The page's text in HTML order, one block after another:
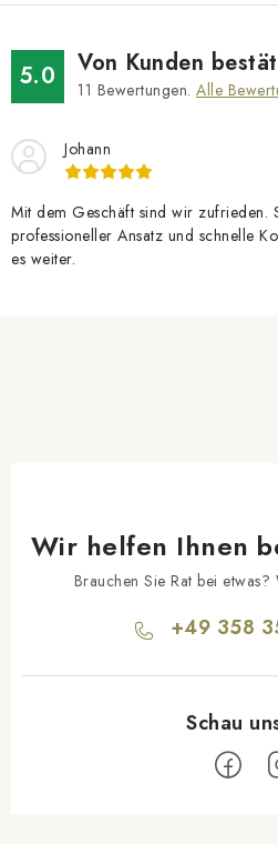
5.0 Von Kunden
11 Bewertungen. Alle
Johann
Mit dem Geschäft sind wir zufrieden.
professioneller Ansatz und schnelle
es weiter.
Wir helfen Ihnen
Brauchen Sie Rat bei
+49 358